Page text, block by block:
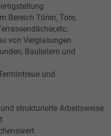
Bereich Türen, Tore,
von Verglasungen
Bauleitern und
und
strukturierte Arbeitsweise